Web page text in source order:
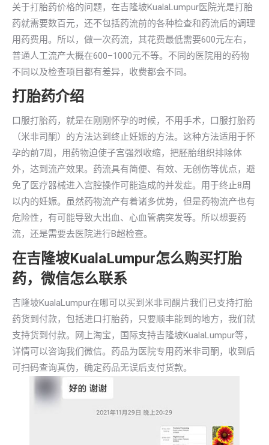
关于打胎药价格的问题，在吉隆坡KualaLumpur医院光是打胎
药就需要数百元，还不包括药流前的各种检查和药流后的调理
用药费用。所以，做一次药流，其花费最低需要600元左右，
普通人工流产大概在600–1000元不等。不同的医院用的药物
不同以及检查项目都有差异，收费都会不同。
打胎药介绍
口服打胎药，就是在刚刚怀孕的时候，不用手术，口服打胎药
（米非司酮）的方法达到终止妊娠的方法。这种方法适用于怀
孕的前7周，用药物迫使子宫强烈收缩，把胚胎组织排除体
外，达到流产效果。药流具有简便、有效、无创伤等优点，避
免了医疗器械进入宫腔操作可能造成的并发症。用于终止8周
以内的妊娠。虽然药物流产有着诸多优势，但是药物流产也有
危险性，有可能导致大出血、心血管病突发等。所以想要药
流，还是需要去医院进行B超检查。
在吉隆坡KualaLumpur怎么购买打胎
药，微信怎么联系
吉隆坡KualaLumpur在哪可以买到米非司酮片我们已支持打胎
药货到付款，包括进口打胎药，只要顺丰能到的地方，我们就
支持货到付款。网上淘宝，国际支持吉隆坡KualaLumpur等，
详情可以咨询我们微信。药品为医院专用药米非司酮，收到后
可扫码查询真伪，确定药品无误后支付货款。